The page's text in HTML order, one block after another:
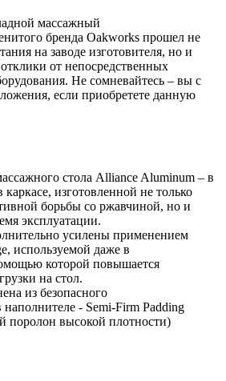
массажный
бренда Oakworks прошел не
на заводе изготовителя, но и
от непосредственных
Не сомневайтесь – вы с
если приобретете данную
стола Alliance Aluminum – в
изготовленной не только
борьбы со ржавчиной, но и
эксплуатации.
усилены применением
используемой даже в
которой повышается
на стол.
из безопасного
- Semi-Firm Padding
поролон высокой плотности)